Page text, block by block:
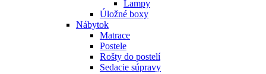
Lampy
Úložné boxy
Nábytok
Matrace
Postele
Rošty do postelí
Sedacie súpravy